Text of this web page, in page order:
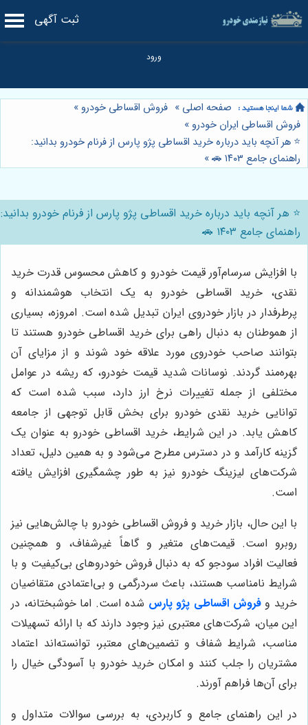
ثبت آگهی
صفحه اصلی » فروش اقساطی خودرو »
فروش اقساطی ایران خودرو »
⭐️ هر آنچه باید درباره خرید اقساطی پژو پارس از فرنام خودرو بدانید:
راهنمای جامع ۱۴۰۳ 🚗
»
⭐️ هر آنچه باید درباره خرید اقساطی پژو پارس از فرنام خودرو بدانید:
راهنمای جامع ۱۴۰۳ 🚗
با افزایش سرسام‌آور قیمت خودرو و کاهش محسوس قدرت خرید
نقدی، خرید اقساطی خودرو به یک انتخاب هوشمندانه و
پرطرفدار در بازار خودروی ایران تبدیل شده است. امروزه، بسیاری
از هموطنان به دنبال راهی برای خرید اقساطی خودرو هستند تا
بتوانند صاحب خودروی مورد علاقه خود شوند و از مزایای آن
بهره‌مند گردند. نوسانات شدید قیمت خودرو، که ریشه در عوامل
مختلفی از جمله تغییرات نرخ ارز دارد، سبب شده است که
توانایی خرید نقدی خودرو برای بخش قابل توجهی از جامعه
کاهش یابد. در این شرایط، خرید اقساطی خودرو به عنوان یک
گزینه کارآمد و در دسترس مطرح می‌شود و به همین دلیل، تعداد
شرکت‌های لیزینگ خودرو نیز به طور چشمگیری افزایش یافته
است.
با این حال، بازار خرید و فروش اقساطی خودرو با چالش‌هایی نیز
روبرو است. قیمت‌های متغیر و گاهاً غیرشفاف، و همچنین
فعالیت افراد سودجو که به دنبال فروش خودروهای بی‌کیفیت و با
شرایط نامناسب هستند، باعث سردرگمی و بی‌اعتمادی متقاضیان
خرید وفروش اقساطی پژو پارس شده است. اما خوشبختانه، در
این میان، شرکت‌های معتبری نیز وجود دارند که با ارائه تسهیلات
مناسب، شرایط شفاف و تضمین‌های معتبر، توانسته‌اند اعتماد
مشتریان را جلب کنند و امکان خرید خودرو با آسودگی خیال را
برای آن‌ها فراهم آورند.
در این راهنمای جامع و کاربردی، به بررسی سوالات متداول و